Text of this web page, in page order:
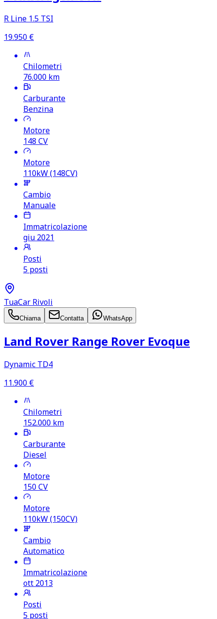
R Line 1.5 TSI
19.950 €
Chilometri
76.000 km
Carburante
Benzina
Motore
148 CV
Motore
110kW (148CV)
Cambio
Manuale
Immatricolazione
giu 2021
Posti
5 posti
TuaCar Rivoli
Chiama Contatta WhatsApp
Land Rover Range Rover Evoque
Dynamic TD4
11.900 €
Chilometri
152.000 km
Carburante
Diesel
Motore
150CV
Motore
110kW (150CV)
Cambio
Automatico
Immatricolazione
ott 2013
Posti
5 posti